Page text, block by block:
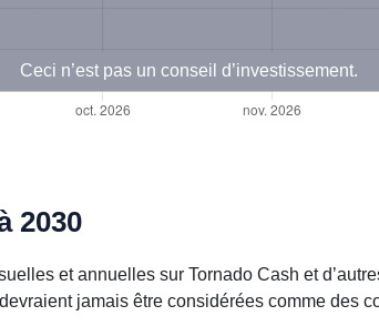
Ceci n’est pas un conseil d’investissement.
2030
et annuelles sur Tornado Cash et
jamais être considérées comme des